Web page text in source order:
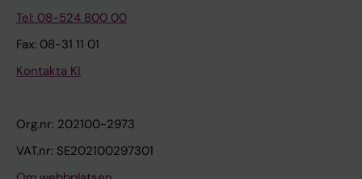
Tel: 08-524 800 00
Fax: 08-31 11 01
Kontakta KI
Org.nr: 202100-2973
VAT.nr: SE202100297301